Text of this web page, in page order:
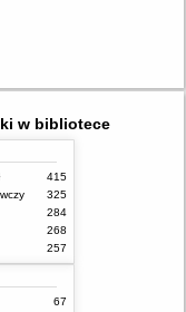
w bibliotece
415
325
284
268
257
67